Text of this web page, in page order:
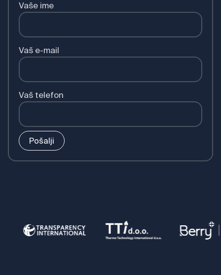
Vaše ime
Vaš e-mail
Vaš telefon